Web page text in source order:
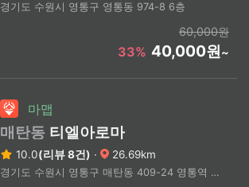
경기도 수원시 영통구 영통동 974-8 6층
60,000원
33% 40,000원~
마맵
매탄동 티엘아로마
10.0(리뷰 8건) · 26.69km
경기도 수원시 영통구 매탄동 409-24 영통역 6번 출구 도보 22분